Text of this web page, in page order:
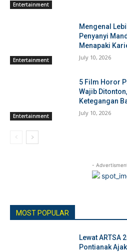
Entertainment
Entertainment
Mengenal
Penyanyi
Menapaki
July 10, 2026
Entertainment
5 Film Horor
Wajib
Ketegangan
July 10, 2026
-
MOST POPULAR
Lewat ARTSA
Pontianak